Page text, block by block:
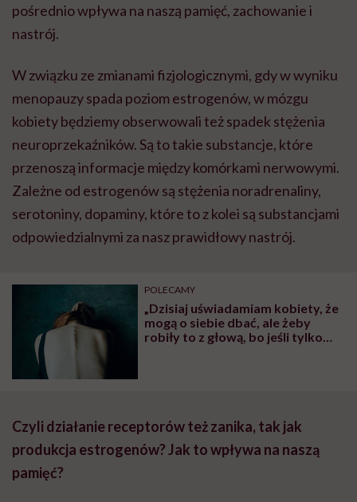
pośrednio wpływa na naszą pamięć, zachowanie i
nastrój.
W związku ze zmianami fizjologicznymi, gdy w wyniku
menopauzy spada poziom estrogenów, w mózgu
kobiety będziemy obserwowali też spadek stężenia
neuroprzekaźników. Są to takie substancje, które
przenoszą informacje między komórkami nerwowymi.
Zależne od estrogenów są stężenia noradrenaliny,
serotoniny, dopaminy, które to z kolei są substancjami
odpowiedzialnymi za nasz prawidłowy nastrój.
POLECAMY
„Dzisiaj uświadamiam kobiety, że
mogą o siebie dbać, ale żeby
robiły to z głową, bo jeśli tylko
Czyli działanie receptorów też zanika, tak jak
produkcja estrogenów? Jak to wpływa na naszą
pamięć?